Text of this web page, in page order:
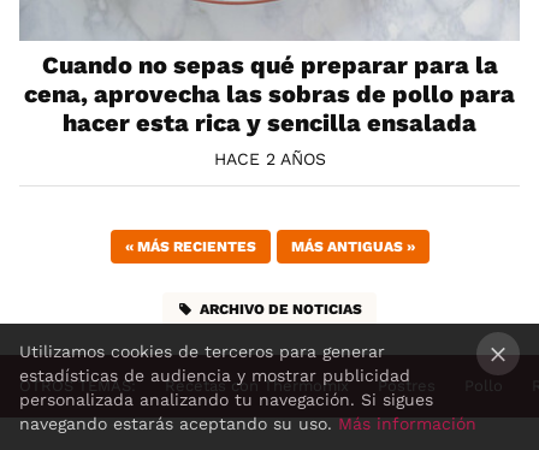
Cuando no sepas qué preparar para la
cena, aprovecha las sobras de pollo para
hacer esta rica y sencilla ensalada
HACE 2 AÑOS
«MÁS RECIENTES MÁS ANTIGUAS »
ARCHIVO DE NOTICIAS
OTROS TEMAS: Recetas con Thermomix Postres Pollo
×
Utilizamos cookies de terceros para generar
estadísticas de audiencia y mostrar publicidad
personalizada analizando tu navegación. Si sigues
navegando estarás aceptando su uso.Más información